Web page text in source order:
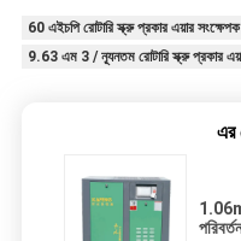
60 এইচপি রোটারি স্ক্রু প্রকার এয়ার সংক্ষেপক
9.63 এম 3 / ন্যূনতম রোটারি স্ক্রু প্রকার
এর